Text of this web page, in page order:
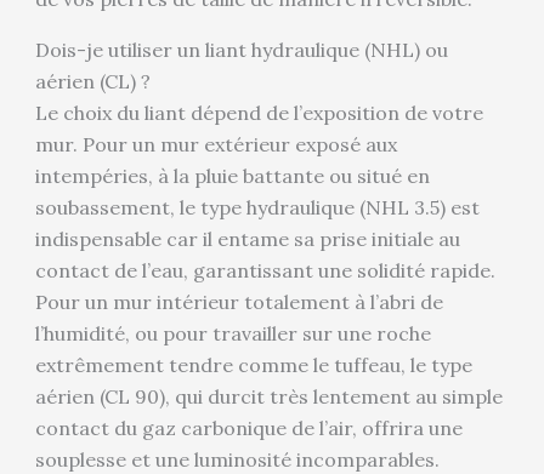
Dois-je utiliser un liant hydraulique (NHL) ou
aérien (CL) ?
Le choix du liant dépend de l’exposition de votre
mur. Pour un mur extérieur exposé aux
intempéries, à la pluie battante ou situé en
soubassement, le type hydraulique (NHL 3.5) est
indispensable car il entame sa prise initiale au
contact de l’eau, garantissant une solidité rapide.
Pour un mur intérieur totalement à l’abri de
l’humidité, ou pour travailler sur une roche
extrêmement tendre comme le tuffeau, le type
aérien (CL 90), qui durcit très lentement au simple
contact du gaz carbonique de l’air, offrira une
souplesse et une luminosité incomparables.